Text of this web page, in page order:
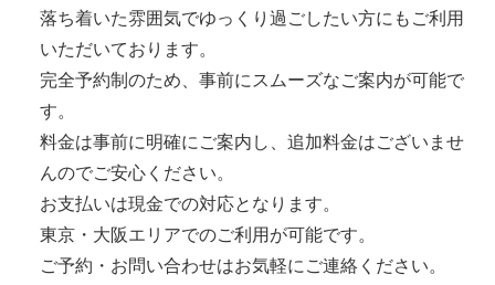
落ち着いた雰囲気でゆっくり過ごしたい方にもご利用
いただいております。
完全予約制のため、事前にスムーズなご案内が可能で
す。
料金は事前に明確にご案内し、追加料金はございませ
んのでご安心ください。
お支払いは現金での対応となります。
東京・大阪エリアでのご利用が可能です。
ご予約・お問い合わせはお気軽にご連絡ください。